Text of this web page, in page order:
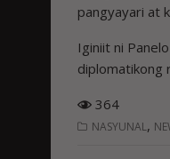
pangyayari at
Iginiit ni
diplomatikong
364
NASYUNAL,